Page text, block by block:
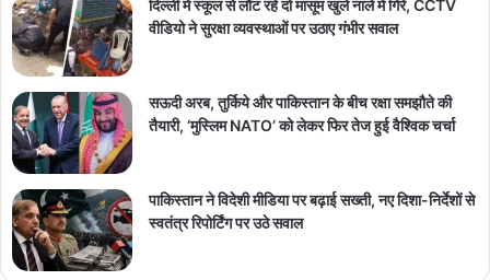
दिल्ली में स्कूल से लौट रहे दो मासूम खुले नाले में गिरे, CCTV
वीडियो ने सुरक्षा व्यवस्थाओं पर उठाए गंभीर सवाल
सऊदी अरब, तुर्किये और पाकिस्तान के बीच रक्षा समझौते की
तैयारी, ‘मुस्लिम NATO’ को लेकर फिर तेज हुई वैश्विक चर्चा
पाकिस्तान ने विदेशी मीडिया पर बढ़ाई सख्ती, नए दिशा-निर्देशों से
स्वतंत्र रिपोर्टिंग पर उठे सवाल